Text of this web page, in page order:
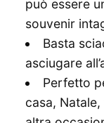
può essere
souvenir
Basta
asciugare
Perfetto
casa,